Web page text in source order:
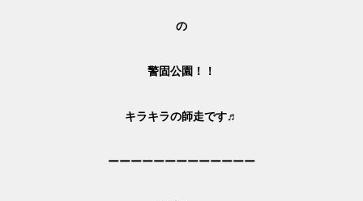
の
警固公園！！
キラキラの師走です♬
ーーーーーーーーーーーーー